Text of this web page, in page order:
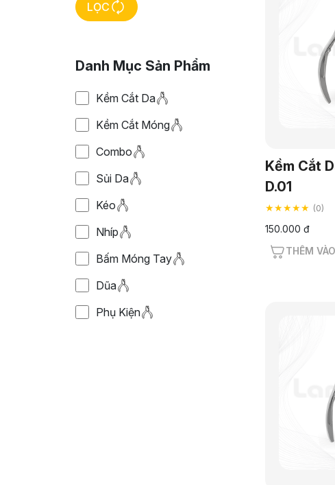
LỌC
Danh Mục Sản Phẩm
Kềm Cắt Da
Kềm Cắt Móng
Combo
Sủi Da
Kéo
Nhíp
Bấm Móng Tay
Dũa
Phụ Kiện
Kềm Cắt
D.01
★★★★★ (0)
150.000 đ
THÊM